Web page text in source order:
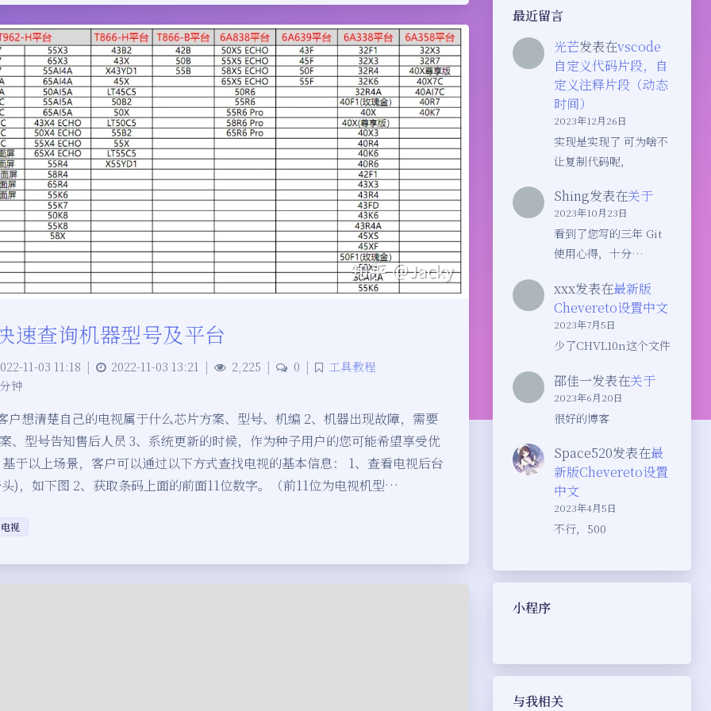
最近留言
光芒发表在vscode
自定义代码片段，自
定义注释片段（动态
时间）
2023年12月26日
实现是实现了 可为啥不
让复制代码呢，
Shing发表在关于
2023年10月23日
看到了您写的三年 Git
使用心得，十分…
xxx发表在最新版
Chevereto设置中文
2023年7月5日
少了CHVL10n这个文件
邵佳一发表在关于
2023年6月20日
很好的博客
Space520发表在最
新版Chevereto设置
中文
2023年4月5日
不行，500
小程序
与我相关
速查询机器型号及平台
11-03 11:18 | 2022-11-03 13:21 | 2,225 | 0 |
工具教程
钟
户想清楚自己的电视属于什么芯片方案、型号、机编 2、机器出现故障，需要
、型号告知售后人员 3、系统更新的时候，作为种子用户的您可能希望享受优
于以上场景，客户可以通过以下方式查找电视的基本信息： 1、查看电视后台
)，如下图 2、获取条码上面的前面11位数字。（前11位为电视机型…
电视